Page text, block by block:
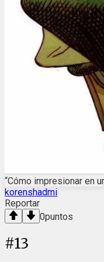
“Cómo impresionar en
korenshadmi
Reportar
0puntos
#13